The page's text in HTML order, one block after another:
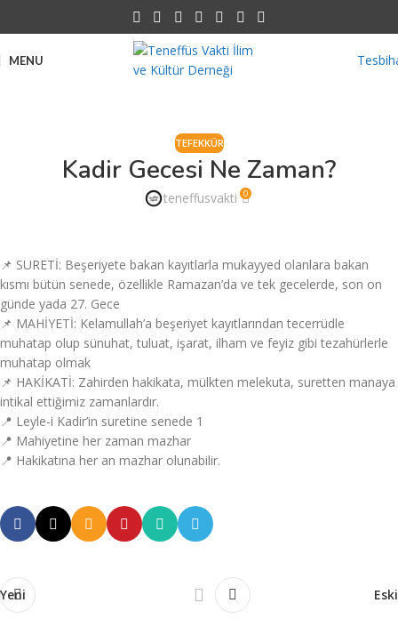
MENU
TEFEKKÜR
Kadir Gecesi Ne Zaman?
teneffusvakti 0
📌 SURETİ: Beşeriyete bakan kayıtlarla mukayyed olanlara bakan
kısmı bütün senede, özellikle Ramazan’da ve tek gecelerde, son on
günde yada 27. Gece
📌 MAHİYETİ: Kelamullah’a beşeriyet kayıtlarından tecerrüdle
muhatap olup sünuhat, tuluat, işarat, ilham ve feyiz gibi tezahürlerle
muhatap olmak
📌 HAKİKATİ: Zahirden hakikata, mülkten melekuta, suretten manaya
intikal ettiğimiz zamanlardır.
📍 Leyle-i Kadir’in suretine senede 1
📍 Mahiyetine her zaman mazhar
📍 Hakikatına her an mazhar olunabilir.
Yeni Eski